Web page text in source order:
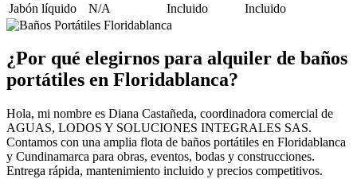
Jabón líquido
N/A Incluido Incluido
¿Por qué elegirnos para alquiler de baños
portátiles en Floridablanca?
Hola, mi nombre es Diana Castañeda, coordinadora comercial de
AGUAS, LODOS Y SOLUCIONES INTEGRALES SAS.
Contamos con una amplia flota de baños portátiles en Floridablanca
y Cundinamarca para obras, eventos, bodas y construcciones.
Entrega rápida, mantenimiento incluido y precios competitivos.